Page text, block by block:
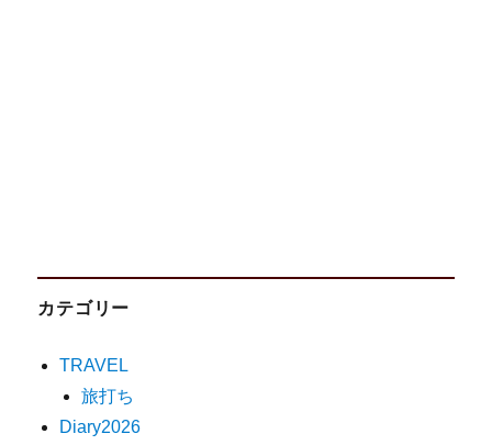
カテゴリー
TRAVEL
旅打ち
Diary2026